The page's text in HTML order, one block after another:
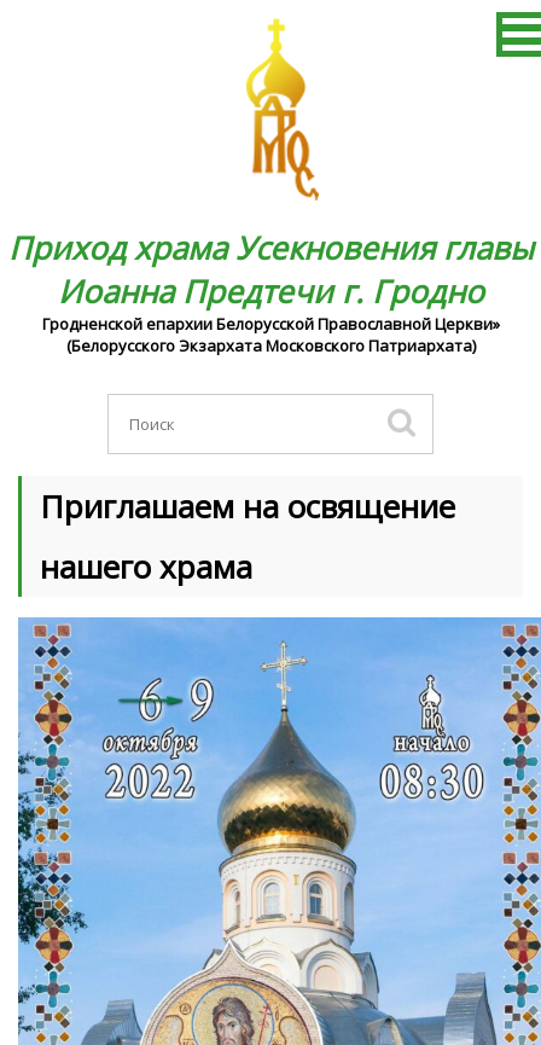
Приход храма Усекновения главы
Иоанна Предтечи г. Гродно
Гродненской епархии Белорусской Православной Церкви»
(Белорусского Экзархата Московского Патриархата)
Приглашаем на освящение
нашего храма